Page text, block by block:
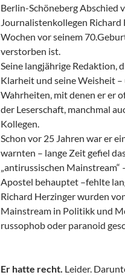
Berlin-Schöneberg Abschied
Journalistenkollegen Richard
Wochen vor seinem
verstorben ist.
Seine langjährige Redaktion,
Klarheit und seine Weisheit
Wahrheiten, mit denen er er
der Leserschaft, manchmal
Kollegen.
Schon vor 25 Jahren war er
warnten – lange Zeit gefiel
„antirussischen Mainstream“
Apostel behauptet –fehlte
Richard Herzinger wurden
Mainstream in Politikk und
russophob oder paranoid
Er hatte recht. Leider.